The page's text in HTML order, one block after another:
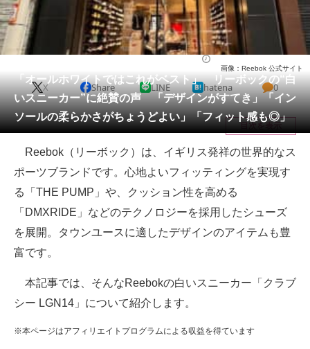
住まい 教育・育児
動物 リサーチ
会員記事
メディア
注目記事を集めた総合ページ
ITの今と未来を見通す
スマホと通信の最新トレンド
進化するPCとデバイスの未来
好きが集まる 比べて選べる
ビジネスと働き方のヒント
「オールホワイトではこれがベスト」 リーボックの“白
いスニーカー”に絶賛の声 「デザインがすてき」「イン
ソールの柔らかさがちょうどよい」「フィット感も◎」
画像：Reebok 公式サイト
X Share LINE hatena 0
目次を表示
Reebok（リーボック）は、イギリス発祥の世界的なス
ポーツブランドです。心地よいフィッティングを実現す
る「THE PUMP」や、クッション性を高める
「DMXRIDE」などのテクノロジーを採用したシューズ
を展開。タウンユースに適したデザインのアイテムも豊
富です。
本記事では、そんなReebokの白いスニーカー「クラブ
シー LGN14」について紹介します。
※本ページはアフィリエイトプログラムによる収益を得ています